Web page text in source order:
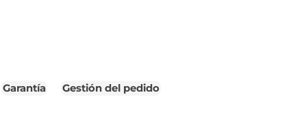
Garantía Gestión del pedido